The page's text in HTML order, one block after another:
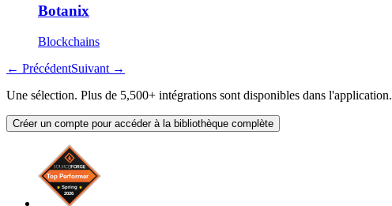
Botanix
Blockchains
← PrécédentSuivant →
Une sélection. Plus de 5,500+ intégrations sont disponibles dans l'application.
Créer un compte pour accéder à la bibliothèque complète